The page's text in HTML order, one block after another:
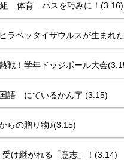
体育 パスを巧みに！(3.16)
ラベッタイザウルスが生まれ
戦！学年ドッジボール大会
語 にているかん字 (3.15)
らの贈り物♪(3.15)
け継がれる「意志」！(3.14)